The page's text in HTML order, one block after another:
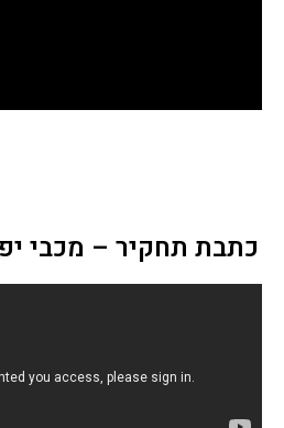
כתבת תחקיר – מכבי